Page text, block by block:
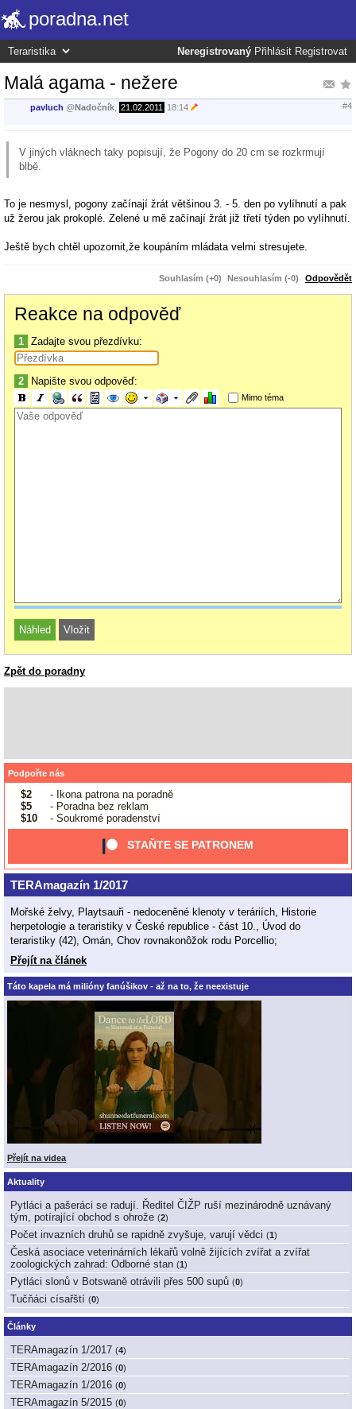
poradna.net
Neregistrovaný Přihlásit Registrovat
Malá agama - nežere
pavluch @Nadočník 21.02.2011 18:14 #4
V jiných vláknech taky popisují, že Pogony do 20 cm se rozkrmují
blbě.
To je nesmysl, pogony začínají žrát většinou 3. - 5. den po vylíhnutí a pak
už žerou jak prokoplé. Zelené u mě začínají žrát již třetí týden po vylíhnutí.
Ještě bych chtěl upozornit,že koupáním mládata velmi stresujete.
Souhlasím (+0) Nesouhlasím (-0) Odpovědět
Reakce na odpověď
1 Zadajte svou přezdívku:
2 Napište svou odpověď:
Mimo téma
Zpět do poradny
Podpořte nás
$2
- Ikona patrona na poradně
$5
- Poradna bez reklam
$10
- Soukromé poradenství
STAŇTE SE PATRONEM
TERAmagazín 1/2017
Mořské želvy, Playtsauři - nedoceněné klenoty v teráriích, Historie
herpetologie a teraristiky v České republice - část 10., Úvod do
teraristiky (42), Omán, Chov rovnakonôžok rodu Porcellio;
Přejít na článek
Táto kapela má milióny fanúšikov - až na to, že neexistuje
Přejít na videa
Aktuality
Pytláci a pašeráci se radují. Ředitel ČIŽP ruší mezinárodně uznávaný
tým, potírající obchod s ohrože (2)
Počet invazních druhů se rapidně zvyšuje, varují vědci (1)
Česká asociace veterinárních lékařů volně žijících zvířat a zvířat
zoologických zahrad: Odborné stan (1)
Pytláci slonů v Botswaně otrávili přes 500 supů (0)
Tučňáci císařští (0)
Články
TERAmagazín 1/2017 (4)
TERAmagazín 2/2016 (0)
TERAmagazín 1/2016 (0)
TERAmagazín 5/2015 (0)